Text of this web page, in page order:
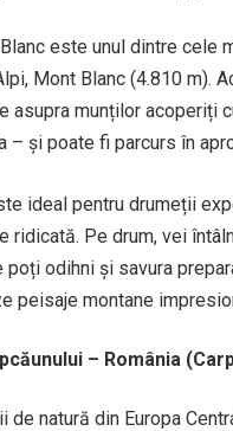
este unul dintre cele
Mont Blanc (4.810 m).
asupra munților acoperiți
– și poate fi parcurs în
ideal pentru drumeții
ridicată. Pe drum, vei
poți odihni și savura
peisaje montane
– România
de natură din Europa